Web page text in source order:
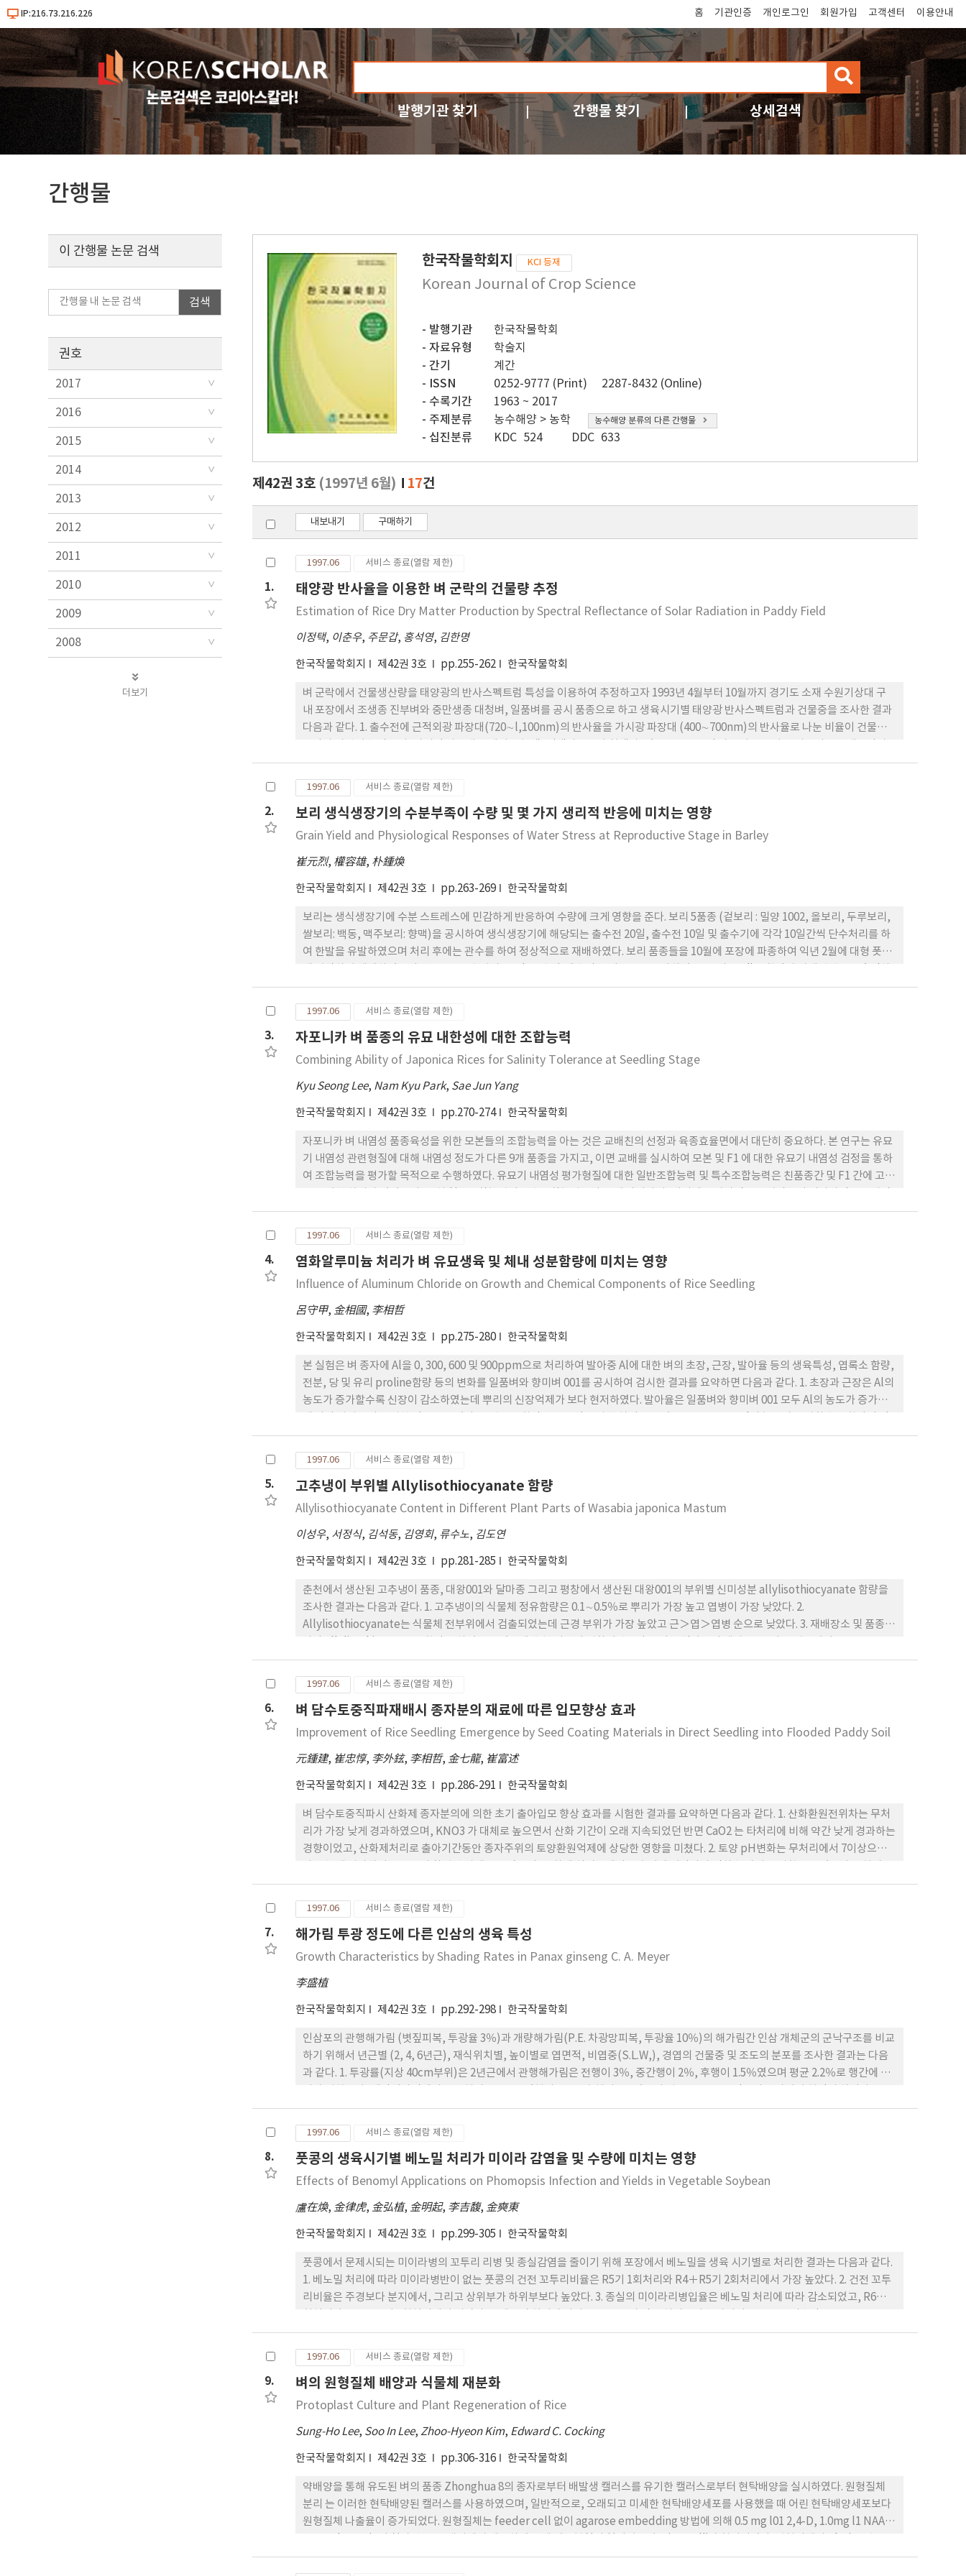
IP:216.73.216.226 홈 기관인증 개인로그인 회원가입 고객센터 이용안내
검
색
발행기관 찾기 간행물 찾기 상세검색
간행물
한국작물학회지 KCI 등재
Korean Journal of Crop Science
발행기관
한국작물학회
자료유형
학술지
간기
계간
ISSN
0252-9777 (Print)
2287-8432 (Online)
수록기간
1963 ~ 2017
주제분류
농수해양 > 농학 농수해양 분류의 다른 간행물
십진분류 KDC 524 DDC 633
이 간행물 논문 검색
검색
권호
2017
2016
2015
2014
2013
2012
2011
2010
2009
2008
더보기
제42권 3호 (1997년 6월) 17건
내보내기 구매하기
1.
1997.06 서비스 종료(열람 제한)
태양광 반사율을 이용한 벼 군락의 건물량 추정
Estimation of Rice Dry Matter Production by Spectral Reflectance of Solar Radiation in Paddy Field
이정택, 이춘우, 주문갑, 홍석영, 김한명
한국작물학회지 제42권 3호 pp.255-262 한국작물학회
벼 군락에서 건물생산량을 태양광의 반사스펙트럼 특성을 이용하여 추정하고자 1993년 4월부터 10월까지 경기도 소재 수원기상대 구
내 포장에서 조생종 진부벼와 중만생종 대청벼, 일품벼를 공시 품종으로 하고 생육시기별 태양광 반사스펙트럼과 건물중을 조사한 결과
다음과 같다. 1. 출수전에 근적외광 파장대(720∼l,100nm)의 반사율을 가시광 파장대 (400∼700nm)의 반사율로 나눈 비율이 건물생
의 상관이 높았다. 2. 적외광 파장의 반사율을 청색파장의 반사율로 나눈 비율 중에서 특히 R910 /R460 비율이 건물생산량과 가장 높은
정의 상관을 보였다. 3. 출수이전에 R910/R460 비율과 건물생산과의 회귀식을 이용한 추정식 Y=21.24284 X-212.734는 실측치와의 상
관관계는 매우 높았다. 4. 출수이후엔 근적외광 파장(720∼l,100nm)의 반사율을 적색파장(600∼700nm)의 반사율로 나눈 비율이 청색
이나 녹색파장의 반사율로 나눈 비율보다 건물생산량과의 상관이 더 높았다.
2.
1997.06 서비스 종료(열람 제한)
보리 생식생장기의 수분부족이 수량 및 몇 가지 생리적 반응에 미치는 영향
Grain Yield and Physiological Responses of Water Stress at Reproductive Stage in Barley
崔元烈, 權容雄, 朴鍾煥
한국작물학회지 제42권 3호 pp.263-269 한국작물학회
보리는 생식생장기에 수분 스트레스에 민감하게 반응하여 수량에 크게 영향을 준다. 보리 5품종 (겉보리 : 밀양 1002, 올보리, 두루보리,
쌀보리: 백동, 맥주보리: 향맥)을 공시하여 생식생장기에 해당되는 출수전 20일, 출수전 10일 및 출수기에 각각 10일간씩 단수처리를 하
여 한발을 유발하였으며 처리 후에는 관수를 하여 정상적으로 재배하였다. 보리 품종들을 10월에 포장에 파종하여 익년 2월에 대형 폿트
였다. 1. 한발에 의한 피해는 출수전 10일>출수기>출수전 20일 처리의 순으로 나타났으며, 출수전 10일 처리구의 경우 대조구에 비하여
간장은 85∼98%, 주당수수는 52∼83%, 일수립수는 71∼86%, 천립중은 80∼84%, 그리고 10주당 수량은 60∼94%를 나타내었다. 2.
출수 10일전 단수처理에서 수량 및 수량구성 요소들의 감소율이 가장 컸고, 수량구성요소 중에 주당수수와 일수립수가 비교적 한해에
민감하게 반응하였다. 3. 올보리>밀양 1002ㆍ두루보리>향맥>백동의 순으로 내한성이 약하였다. 4. 한발처리를 끝낸 후에 다시 관수하
여 지엽의 유리 proline함량의 감소율과 상대팽압도의 회복율을 품종별로 보면 피맥 3품종이 높고 백동과 향맥이 매우 낮았다.
3.
1997.06 서비스 종료(열람 제한)
자포니카 벼 품종의 유묘 내한성에 대한 조합능력
Combining Ability of Japonica Rices for Salinity Tolerance at Seedling Stage
Kyu Seong Lee, Nam Kyu Park, Sae Jun Yang
한국작물학회지 제42권 3호 pp.270-274 한국작물학회
자포니카 벼 내염성 품종육성을 위한 모본들의 조합능력을 아는 것은 교배친의 선정과 육종효율면에서 대단히 중요하다. 본 연구는 유묘
기 내염성 관련형질에 대해 내염성 정도가 다른 9개 품종을 가지고, 이면 교배를 실시하여 모본 및 F1 에 대한 유묘기 내염성 검정을 통하
여 조합능력을 평가할 목적으로 수행하였다. 유묘기 내염성 평가형질에 대한 일반조합능력 및 특수조합능력은 친품종간 및 F1 간에 고도
용보다 훨씬 크게 관여하고 있음을 알 수 있었다. 각 모본들에 대한 일반조합능력은 Gaori, Namyang 7 그리고 Agami M1 같은 내염성
품종들이 지상부 건물중 및 뿌리 건물중 감소율에서 모두 다른 친품종들에 비하여 우수하였다
4.
1997.06 서비스 종료(열람 제한)
염화알루미늄 처리가 벼 유묘생육 및 체내 성분함량에 미치는 영향
Influence of Aluminum Chloride on Growth and Chemical Components of Rice Seedling
呂守甲, 金相國, 李相哲
한국작물학회지 제42권 3호 pp.275-280 한국작물학회
본 실험은 벼 종자에 Al을 0, 300, 600 및 900ppm으로 처리하여 발아중 Al에 대한 벼의 초장, 근장, 발아율 등의 생육특성, 엽록소 함량,
전분, 당 및 유리 proline함량 등의 변화를 일품벼와 향미벼 001를 공시하여 검시한 결과를 요약하면 다음과 같다. 1. 초장과 근장은 Al의
농도가 증가할수록 신장이 감소하였는데 뿌리의 신장억제가 보다 현저하였다. 발아율은 일품벼와 향미벼 001 모두 Al의 농도가 증가함
소하는 경향을 보였다. 3. 식물체의 전분과 당함량은 Al 처리시 대조구에 비해 함량이 감소하였다. 4. 식물체의 중금속과 무기성분의 함량
은 일품벼에 있어 무처리보다 Al의 농도가 증가함에 따라 Al 600ppm까지는 식물체내의 중금속 축적이 증가하다가 Al 900ppm에서는
오히려 감소하는 경향을 보였고, Ca, Mg, Fe 및 Mn의 식물체내의 함량은 두 품종 모두 Al 처리시 무처리에 비해 Al 처리시 급격한 증가
를 보였다. 5. 무처리에 있어서는 발아일수별로 proline함량이 차이가 없었으나 Al 처리의 경우 발아후 1일째는 Al의 농도가 증가함에 따
라 유리 proline의 함량도 증가하였고 특히 처리 후 3일째에는 급격한 함량의 증가를 보였다.
5.
1997.06 서비스 종료(열람 제한)
고추냉이 부위별 Allylisothiocyanate 함량
Allylisothiocyanate Content in Different Plant Parts of Wasabia japonica Mastum
이성우, 서정식, 김석동, 김영회, 류수노, 김도연
한국작물학회지 제42권 3호 pp.281-285 한국작물학회
춘천에서 생산된 고추냉이 품종, 대왕001와 달마종 그리고 평창에서 생산된 대왕001의 부위별 신미성분 allylisothiocyanate 함량을
조사한 결과는 다음과 같다. 1. 고추냉이의 식물체 정유함량은 0.1∼0.5％로 뿌리가 가장 높고 엽병이 가장 낮았다. 2.
Allylisothiocyanate는 식물체 전부위에서 검출되었는데 근경 부위가 가장 높았고 근＞엽＞엽병 순으로 낮았다. 3. 재배장소 및 품종에
allylisothiocyanate 함량이 유의성 있게 높았다. 4. 근경의 부위 및 크기에 따른 allylisothiocyanate 함량은 근경의 하부에서 가장 높
고 상부에서 가장 낮았으며 근경이 크고 무거울수록 그함량이 높았으나 유의성은 없었다
6.
1997.06 서비스 종료(열람 제한)
벼 담수토중직파재배시 종자분의 재료에 따른 입모향상 효과
Improvement of Rice Seedling Emergence by Seed Coating Materials in Direct Seedling into Flooded Paddy Soil
元鍾建, 崔忠惇, 李外鉉, 李相哲, 金七龍, 崔富述
한국작물학회지 제42권 3호 pp.286-291 한국작물학회
벼 담수토중직파시 산화제 종자분의에 의한 초기 출아입모 향상 효과를 시험한 결과를 요약하면 다음과 같다. 1. 산화환원전위차는 무처
리가 가장 낮게 경과하였으며, KNO3 가 대체로 높으면서 산화 기간이 오래 지속되었던 반면 CaO2 는 타처리에 비해 약간 낮게 경과하는
경향이었고, 산화제처리로 출아기간동안 종자주위의 토양환원억제에 상당한 영향을 미쳤다. 2. 토양 pH변화는 무처리에서 7이상으로
다 낮아 일시적으로 토양을 산성화 시키는 효과를 보였다. 3. 입모수는 CaO2 가 파종후 8일경에 60%이상의 출아율을 보였고, 특이산성
토 처리는 CaO2 보다는 낮았지만 무처리에 비해 입모율은 많이 향상되었다. 4. 초기생육에서 초장은 처리간 차이가 인정되지 않았고, 엽
령차이는 CaO2 및 특이산성토에서 7.6매로 무처리의 6.2매에 비하여 1.4매 정도 많아 잎의 전개가 더 빨랐으며 근장 또한 CaO2 분의종
자에서 10.2cm로 가장 길었고, 경수는 CaO2 와 특이산성토 피복종자에서 가장 많았다. 5. 본 실험에서 CaO2 는 입모가 균일하고 출아
소요 기간도 짧아 담수토중 직파재배에서 벼 종자 분의 재료로 가장 우수하였으며, 특이산성토분의에서도 양호하여 그 가능성을 검토할
7.
1997.06 서비스 종료(열람 제한)
해가림 투광 정도에 다른 인삼의 생육 특성
Growth Characteristics by Shading Rates in Panax ginseng C. A. Meyer
李盛植
한국작물학회지 제42권 3호 pp.292-298 한국작물학회
인삼포의 관행해가림 (볏짚피복, 투광율 3％)과 개량해가림(P.E. 차광망피복, 투광율 10％)의 해가림간 인삼 개체군의 군낙구조를 비교
하기 위해서 년근별 (2, 4, 6년근), 재식위치별, 높이별로 엽면적, 비엽중(S.L.W,), 경엽의 건물중 및 조도의 분포를 조사한 결과는 다음
과 같다. 1. 투광률(지상 40cm부위)은 2년근에서 관행해가림은 전행이 3％, 중간행이 2％, 후행이 1.5％였으며 평균 2.2％로 행간에 차
하였다. 4, 6년근에서는 관행해가림의 광환경이 더욱 악화되었으나 개량해가림에서는 수광량이 행간의 차이가 근소하였다. 2. 2년근에
서 재식위치별로 엽면적, 비엽중, 경 및 잎의 건물중 분포는 관행해가림과 개량해가림간에 차이가 근소하였다. 3. 4년근에서 재식위치별
로 엽면적, 경, 엽의 건물중 분포가 관행해가림에서는 전행 및 중간행부분에 많이 분포되고 후행쪽은 적은 반면, 개량해가림에서는 행간
에 차이가 적고 고루 분포되었으며 이러한 경향은 6년근시에 더욱 심하여 통로쪽의 지상부 건물중이 관행해가림은 개량해가림보다 현저
히 증가하였다. 4. 근수량은 개량해가림이 관행해가림에 비해 28％증가되었으며, 재식위치별 근수량 지수는 관행해가림은 전행인 1∼2
8.
1997.06 서비스 종료(열람 제한)
풋콩의 생육시기별 베노밀 처리가 미이라 감염율 및 수량에 미치는 영향
Effects of Benomyl Applications on Phomopsis Infection and Yields in Vegetable Soybean
盧在煥, 金律虎, 金弘植, 金明起, 李吉馥, 金奭東
한국작물학회지 제42권 3호 pp.299-305 한국작물학회
풋콩에서 문제시되는 미이라병의 꼬투리 리병 및 종실감염을 줄이기 위해 포장에서 베노밀을 생육 시기별로 처리한 결과는 다음과 같다.
1. 베노밀 처리에 따라 미이라병반이 없는 풋콩의 건전 꼬투리비율은 R5기 1회처리와 R4＋R5기 2회처리에서 가장 높았다. 2. 건전 꼬투
리비율은 주경보다 분지에서, 그리고 상위부가 하위부보다 높았다. 3. 종실의 미이라리병입율은 베노밀 처리에 따라 감소되었고, R6기 1
리고 종실수량은 51∼98％ 증수하였다.
9.
1997.06 서비스 종료(열람 제한)
벼의 원형질체 배양과 식물체 재분화
Protoplast Culture and Plant Regeneration of Rice
Sung-Ho Lee, Soo In Lee, Zhoo-Hyeon Kim, Edward C. Cocking
한국작물학회지 제42권 3호 pp.306-316 한국작물학회
약배양을 통해 유도된 벼의 품종 Zhonghua 8의 종자로부터 배발생 캘러스를 유기한 캘러스로부터 현탁배양을 실시하였다. 원형질체
분리 는 이러한 현탁배양된 캘러스를 사용하였으며, 일반적으로, 오래되고 미세한 현탁배양세포를 사용했을 때 어린 현탁배양세포보다
원형질체 나출율이 증가되었다. 원형질체는 feeder cell 없이 agarose embedding 방법에 의해 0.5 mg l01 2,4-D, 1.0mg l1 NAA와
은 0.20~0.54% 범위로 나타났으며, 원형질체로부터 유도된 microcalli는 식물체 재분화를 위해 2.0 mg l1 kinetin과 0.5 mg l1 NAA가